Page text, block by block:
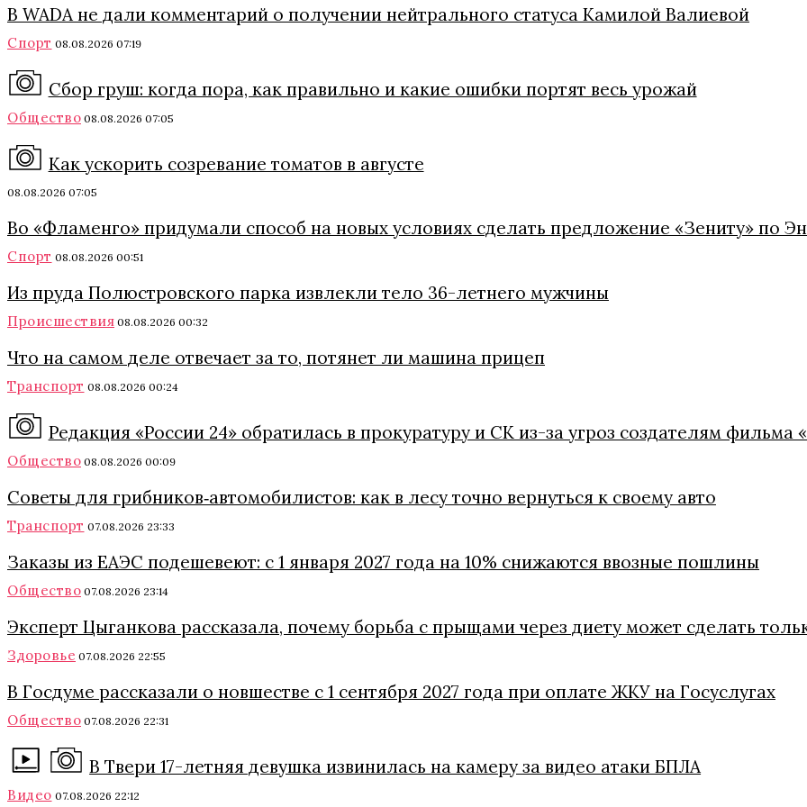
В WADA не дали комментарий о получении нейтрального статуса Камилой Валиевой
Спорт 08.08.2026 07:19
Сбор груш: когда пора, как правильно и какие ошибки портят весь урожай
Общество 08.08.2026 07:05
Как ускорить созревание томатов в августе
08.08.2026 07:05
Во «Фламенго» придумали способ на новых условиях сделать предложение «Зениту» по
Спорт 08.08.2026 00:51
Из пруда Полюстровского парка извлекли тело 36-летнего мужчины
Происшествия 08.08.2026 00:32
Что на самом деле отвечает за то, потянет ли машина прицеп
Транспорт 08.08.2026 00:24
Редакция «России 24» обратилась в прокуратуру и СК из-за угроз создателям фильма
Общество 08.08.2026 00:09
Советы для грибников‑автомобилистов: как в лесу точно вернуться к своему авто
Транспорт 07.08.2026 23:33
Заказы из ЕАЭС подешевеют: с 1 января 2027 года на 10% снижаются ввозные пошлины
Общество 07.08.2026 23:14
Эксперт Цыганкова рассказала, почему борьба с прыщами через диету может сделать
Здоровье 07.08.2026 22:55
В Госдуме рассказали о новшестве с 1 сентября 2027 года при оплате ЖКУ на Госуслугах
Общество 07.08.2026 22:31
В Твери 17-летняя девушка извинилась на камеру за видео атаки БПЛА
Видео 07.08.2026 22:12